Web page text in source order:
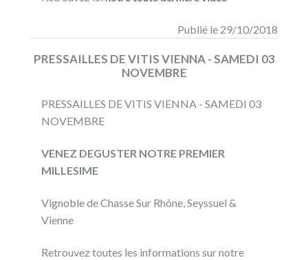
Publié le 29/10/2018
PRESSAILLES DE VITIS VIENNA - SAMEDI 03
NOVEMBRE
PRESSAILLES DE VITIS VIENNA - SAMEDI 03
NOVEMBRE
VENEZ DEGUSTER NOTRE PREMIER
MILLESIME
Vignoble de Chasse Sur Rhône, Seyssuel &
Vienne
Retrouvez toutes les informations sur notre